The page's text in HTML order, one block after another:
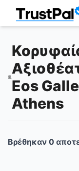
Eos
Athens
Βρέθηκαν 0